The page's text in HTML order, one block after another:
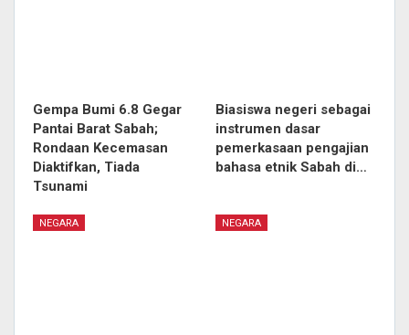
Gempa Bumi 6.8 Gegar
Pantai Barat Sabah;
Rondaan Kecemasan
Diaktifkan, Tiada
Tsunami
Biasiswa negeri sebagai
instrumen dasar
pemerkasaan pengajian
bahasa etnik Sabah di…
NEGARA NEGARA